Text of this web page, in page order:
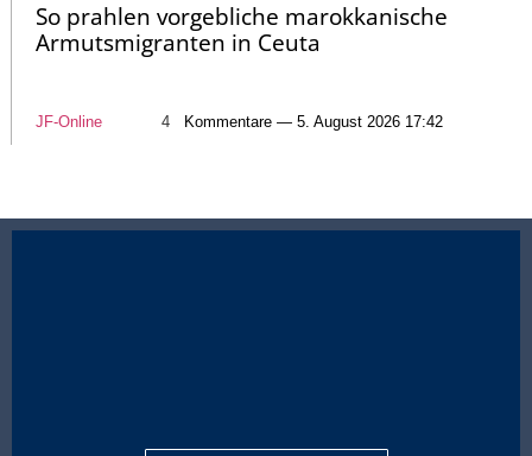
So prahlen vorgebliche marokkanische
Armutsmigranten in Ceuta
JF-Online 4 Kommentare — 5. August 2026 17:42